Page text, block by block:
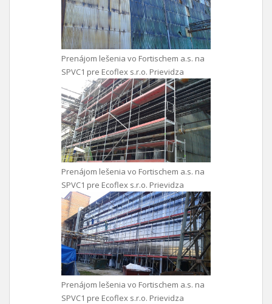
Prenájom lešenia vo Fortischem a.s. na
SPVC1 pre Ecoflex s.r.o. Prievidza
Prenájom lešenia vo Fortischem a.s. na
SPVC1 pre Ecoflex s.r.o. Prievidza
Prenájom lešenia vo Fortischem a.s. na
SPVC1 pre Ecoflex s.r.o. Prievidza